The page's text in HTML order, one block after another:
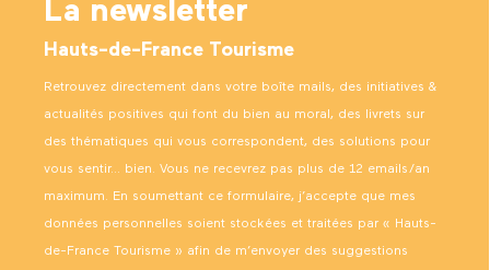
La newsletter
Hauts-de-France Tourisme
Retrouvez directement dans votre boîte mails, des initiatives &
actualités positives qui font du bien au moral, des livrets sur
des thématiques qui vous correspondent, des solutions pour
vous sentir… bien. Vous ne recevrez pas plus de 12 emails/an
maximum. En soumettant ce formulaire, j’accepte que mes
données personnelles soient stockées et traitées par « Hauts-
de-France Tourisme » afin de m’envoyer des suggestions